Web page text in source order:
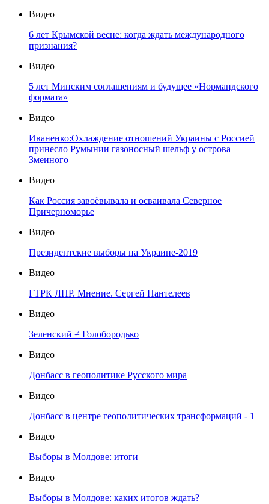
Видео
6 лет Крымской весне: когда ждать международного
признания?
Видео
5 лет Минским соглашениям и будущее «Нормандского
формата»
Видео
Иваненко:Охлаждение отношений Украины с Россией
принесло Румынии газоносный шельф у острова
Змеиного
Видео
Как Россия завоёвывала и осваивала Северное
Причерноморье
Видео
Президентские выборы на Украине-2019
Видео
ГТРК ЛНР. Мнение. Сергей Пантелеев
Видео
Зеленский ≠ Голобородько
Видео
Донбасс в геополитике Русского мира
Видео
Донбасс в центре геополитических трансформаций - 1
Видео
Выборы в Молдове: итоги
Видео
Выборы в Молдове: каких итогов ждать?